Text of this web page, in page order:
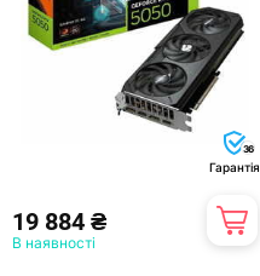
36
Гарантія
19 884 ₴
В наявності